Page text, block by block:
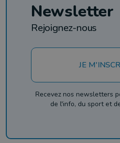
Newsletter
Rejoignez-nous
JE
Recevez nos newsletters
de l'info, du sport et